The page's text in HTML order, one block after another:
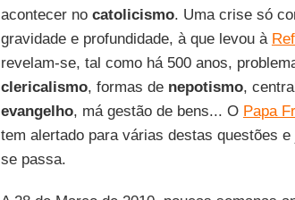
acontecer no catolicismo. Uma crise só
gravidade e profundidade, à que levou à
revelam-se, tal como há 500 anos,
clericalismo, formas denepotismo,
evangelho, má gestão de bens... O Papa
tem alertado para várias destas questões
se passa.